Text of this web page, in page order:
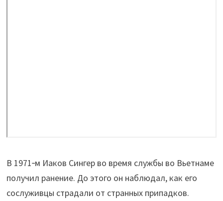
В 1971‑м Иаков Сингер во время службы во Вьетнаме
получил ранение. До этого он наблюдал, как его
сослуживцы страдали от странных припадков.